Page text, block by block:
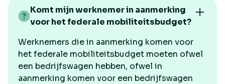
Komt mijn werknemer in aanmerking
voor het federale mobiliteitsbudget?
Werknemers die in aanmerking komen voor
het federale mobiliteitsbudget moeten ofwel
een bedrijfswagen hebben, ofwel in
aanmerking komen voor een bedrijfswagen